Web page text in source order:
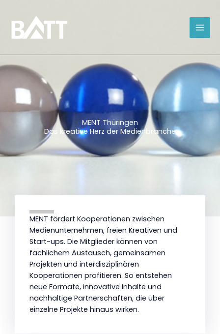
springen
MENT Thüringen
Das kreative Herz der Medienbranche
MENT fördert Kooperationen zwischen
Medienunternehmen, freien Kreativen und
Start-ups. Die Mitglieder können von
fachlichem Austausch, gemeinsamen
Projekten und interdisziplinären
Kooperationen profitieren. So entstehen
neue Formate, innovative Inhalte und
nachhaltige Partnerschaften, die über
einzelne Projekte hinaus wirken.